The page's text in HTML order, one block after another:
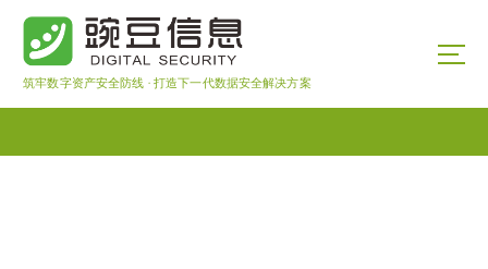
筑牢数字资产安全防线 · 打造下一代数据安全解决方案